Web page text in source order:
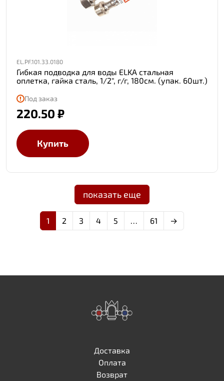
EL.PF.101.33.0180
Гибкая подводка для воды ELKA стальная
оплетка, гайка сталь, 1/2", г/г, 180см. (упак. 60шт.)
Под заказ
220.50 ₽
Купить
показать еще
1 2 3 4 5 … 61 →
Доставка
Оплата
Возврат